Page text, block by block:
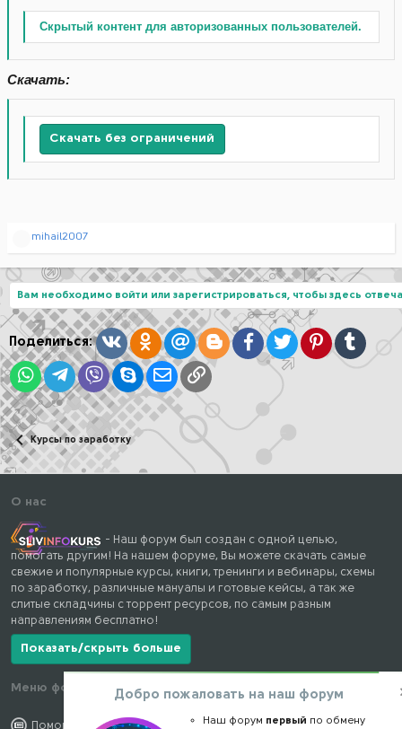
Скрытый контент для авторизованных пользователей.
Скачать:
Скачать без ограничений
Р
ц
и
и
:
mihail2007
Вам необходимо войти или зарегистрироваться, чтобы здесь
Поделиться: ВконтактеОдноклассники
Mail.ruBloggerFacebook
TwitterPinterestTumblr
WhatsAppTelegram
ViberSkypeЭлектронная почта
Ссылка
Курсы по заработку
О нас
- Наш форум был создан с одной целью,
помогать другим! На нашем форуме, Вы можете скачать самые
свежие и популярные курсы, книги, тренинги и вебинары, схемы
по заработку, различные мануалы и готовые кейсы, а так же
слитые складчины с торрент ресурсов, по самым разным
направлениям бесплатно!
Показать/скрыть больше
Меню форума
Помощь по форуму
Наши контакты
kursstore@mail.ru
Добро пожаловать на наш форум
Наш форум первый по обмену